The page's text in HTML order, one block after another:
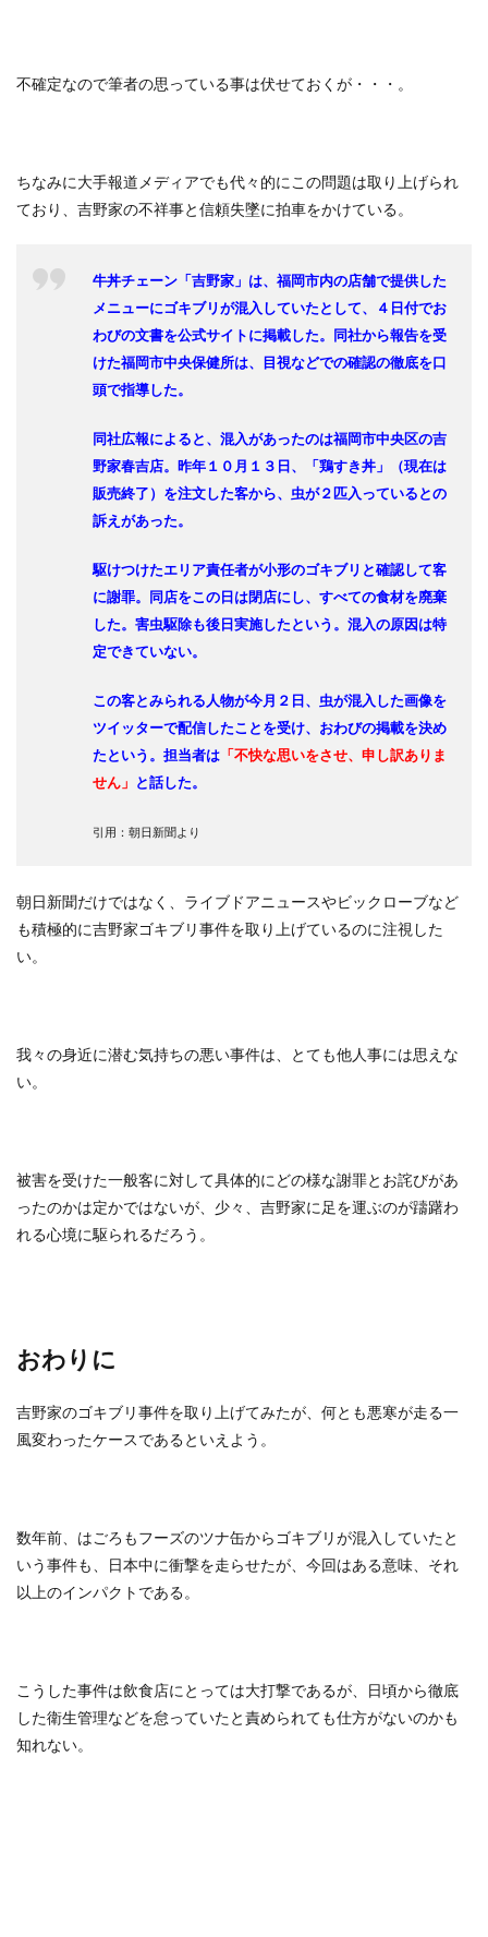
不確定なので筆者の思っている事は伏せておくが・・・。
ちなみに大手報道メディアでも代々的にこの問題は取り上げられ
ており、吉野家の不祥事と信頼失墜に拍車をかけている。
牛丼チェーン「吉野家」は、福岡市内の店舗で提供した
メニューにゴキブリが混入していたとして、４日付でお
わびの文書を公式サイトに掲載した。同社から報告を受
けた福岡市中央保健所は、目視などでの確認の徹底を口
頭で指導した。
同社広報によると、混入があったのは福岡市中央区の吉
野家春吉店。昨年１０月１３日、「鶏すき丼」（現在は
販売終了）を注文した客から、虫が２匹入っているとの
訴えがあった。
駆けつけたエリア責任者が小形のゴキブリと確認して客
に謝罪。同店をこの日は閉店にし、すべての食材を廃棄
した。害虫駆除も後日実施したという。混入の原因は特
定できていない。
この客とみられる人物が今月２日、虫が混入した画像を
ツイッターで配信したことを受け、おわびの掲載を決め
たという。担当者は 「不快な思いをさせ、申し訳ありま
せん」 と話した。
引用：朝日新聞より
朝日新聞だけではなく、ライブドアニュースやビックローブなど
も積極的に吉野家ゴキブリ事件を取り上げているのに注視した
い。
我々の身近に潜む気持ちの悪い事件は、とても他人事には思えな
い。
被害を受けた一般客に対して具体的にどの様な謝罪とお詫びがあ
ったのかは定かではないが、少々、吉野家に足を運ぶのが躊躇わ
れる心境に駆られるだろう。
おわりに
吉野家のゴキブリ事件を取り上げてみたが、何とも悪寒が走る一
風変わったケースであるといえよう。
数年前、はごろもフーズのツナ缶からゴキブリが混入していたと
いう事件も、日本中に衝撃を走らせたが、今回はある意味、それ
以上のインパクトである。
こうした事件は飲食店にとっては大打撃であるが、日頃から徹底
した衛生管理などを怠っていたと責められても仕方がないのかも
知れない。